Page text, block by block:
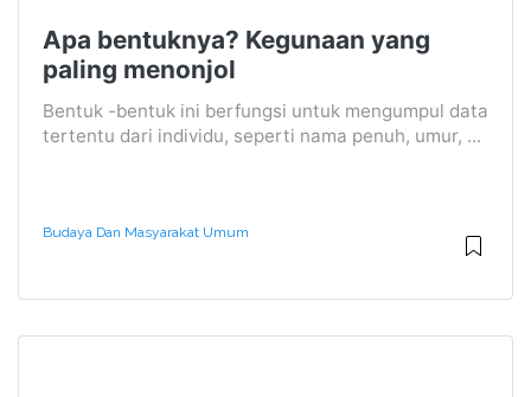
Apa bentuknya? Kegunaan yang
paling menonjol
Bentuk -bentuk ini berfungsi untuk mengumpul data
tertentu dari individu, seperti nama penuh, umur, ...
Budaya Dan Masyarakat Umum